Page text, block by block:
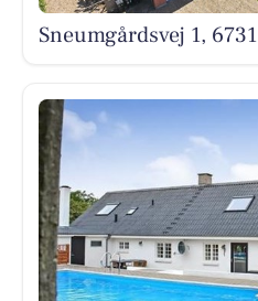
Sneumgårdsvej 1,